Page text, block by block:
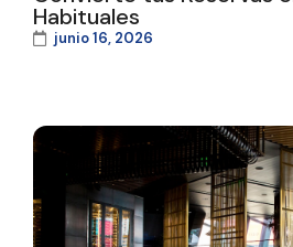
Habituales
junio 16, 2026